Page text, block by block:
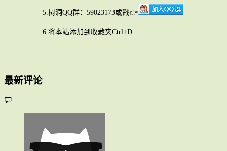
5.树洞QQ群：59023173或戳👉
6.将本站添加到收藏夹Ctrl+D
最新评论